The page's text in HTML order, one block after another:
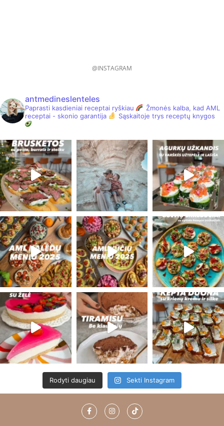
@INSTAGRAM
antmedineslenteles
Paprasti kasdieniai receptai ryškiau
Žmonės kalba, kad AML
receptai - skonio garantija
Sąskaitoje trys receptų knygos
Rodyti daugiau Sekti Instagram